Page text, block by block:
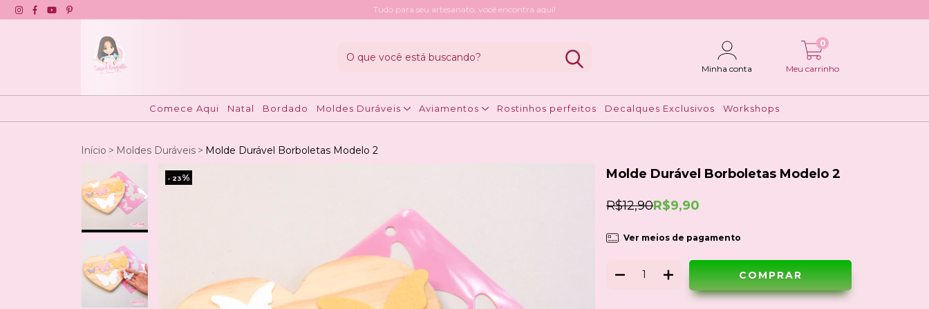
Tudo para seu artesanato, você encontra aqui!
Minha conta Meu carrinho
0
Comece Aqui Natal Bordado Moldes Duráveis Aviamentos Rostinhos perfeitos Decalques Exclusivos Workshops
Início > Moldes Duráveis > Molde Durável Borboletas Modelo 2
- 23% Molde Durável Borboletas Modelo 2
R$12,90R$9,90
Ver meios de pagamento